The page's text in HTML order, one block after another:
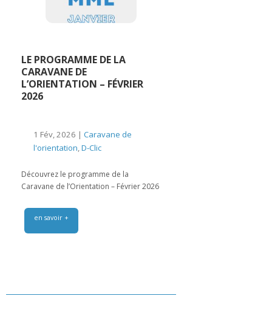
LE PROGRAMME DE LA
CARAVANE DE
L’ORIENTATION – FÉVRIER
2026
1 Fév, 2026 | Caravane de
l'orientation D-Clic
Découvrez le programme de la
Caravane de l’Orientation – Février 2026
en savoir +